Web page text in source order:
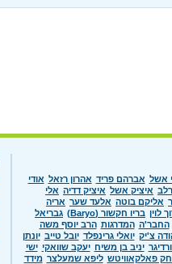
אשל אברהם פריד אהרון רזאל אודי
איציק אשל איציק דדיה אלי
אליקם בוטה אלעד שער אריה
לוין בריו חקשור (Baryo)
גבריאל
החבר'ה המדרגות הרב יוסף משה
צ'יק יואלי גרינפלד יובל טייב יונתן
יניב בן משיח יעקב שוואקי ישי
פאלקאוויטש ליפא שמעלצר מידד